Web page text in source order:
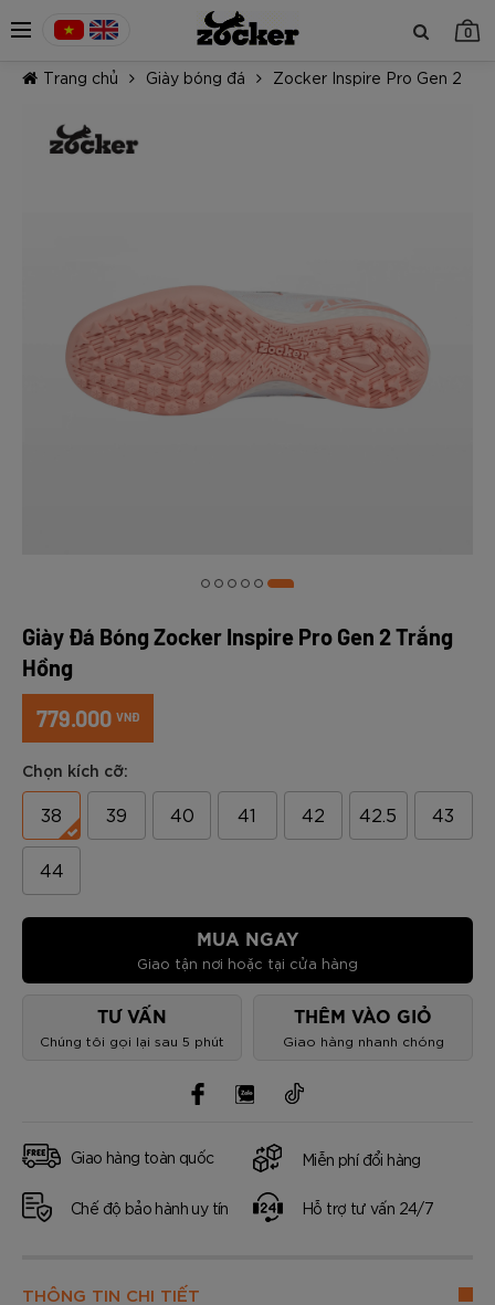
0
Trang chủ Giày bóng đá Zocker Inspire Pro Gen 2
Giày Đá Bóng Zocker Inspire Pro Gen 2 Trắng
Hồng
779.000 VNĐ
Chọn kích cỡ:
38 39 40 41 42 42.5 43
44
MUA NGAY
Giao tận nơi hoặc tại cửa hàng
TƯ VẤN
Chúng tôi gọi lại sau 5 phút
THÊM VÀO GIỎ
Giao hàng nhanh chóng
Giao hàng toàn quốc Miễn phí đổi hàng
Chế độ bảo hành uy tín Hỗ trợ tư vấn 24/7
THÔNG TIN CHI TIẾT